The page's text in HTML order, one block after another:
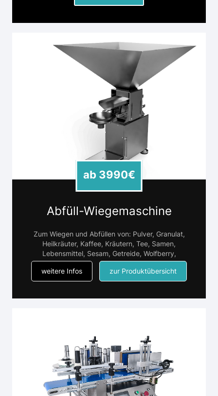
Abfüll-Wiegemaschine
Zum Wiegen und Abfüllen von: Pulver, Granulat,
Heilkräuter, Kaffee, Kräutern, Tee, Samen,
Lebensmittel, Sesam, Getreide, Wolfberry,
weitere Infos zur Produktübersicht
ab 3990€